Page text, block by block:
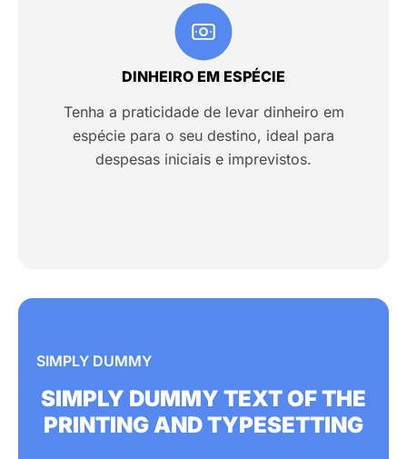
DINHEIRO EM ESPÉCIE
Tenha a praticidade de levar dinheiro em
espécie para o seu destino, ideal para
despesas iniciais e imprevistos.
SIMPLY DUMMY
SIMPLY DUMMY TEXT OF THE
PRINTING AND TYPESETTING